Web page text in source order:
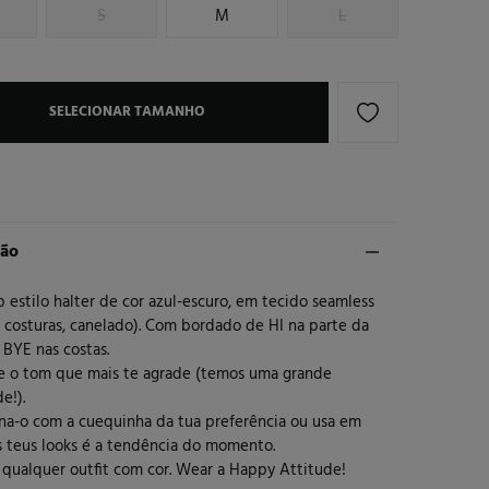
S M L
SELECIONAR TAMANHO
estilo halter de cor azul-escuro, em tecido seamless
canelado). Com bordado de HI na parte da
nas costas.
o tom que mais te agrade (temos uma grande
o com a cuequinha da tua preferência ou usa em
teus looks é a tendência do momento.
outfit com cor. Wear a Happy Attitude!